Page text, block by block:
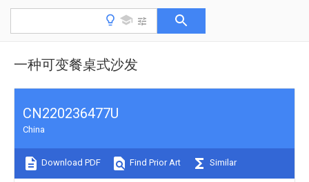
一种可变餐桌式沙发
CN220236477U
China
Download PDF Find Prior Art Similar